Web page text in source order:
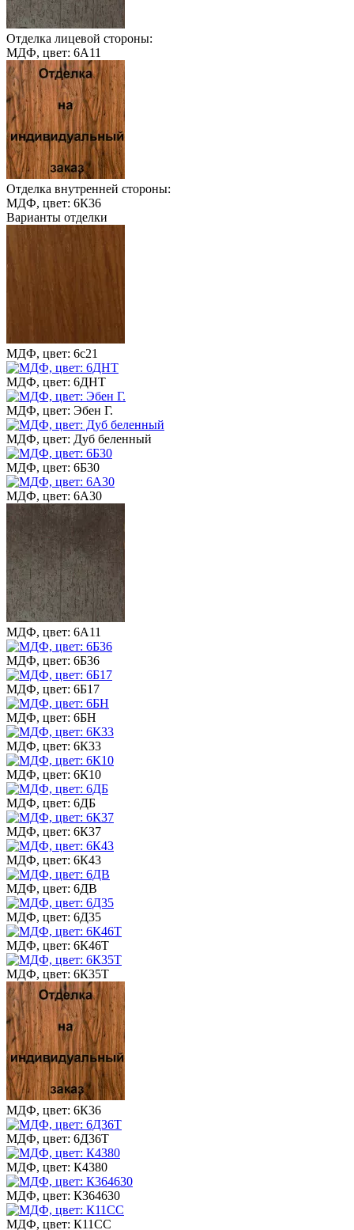
Отделка лицевой стороны:
МДФ, цвет: 6А11
Отделка внутренней стороны:
МДФ, цвет: 6К36
Варианты отделки
МДФ, цвет: 6с21
МДФ, цвет: 6ДНТ
МДФ, цвет: Эбен Г.
МДФ, цвет: Дуб беленный
МДФ, цвет: 6Б30
МДФ, цвет: 6А30
МДФ, цвет: 6А11
МДФ, цвет: 6Б36
МДФ, цвет: 6Б17
МДФ, цвет: 6БН
МДФ, цвет: 6К33
МДФ, цвет: 6К10
МДФ, цвет: 6ДБ
МДФ, цвет: 6К37
МДФ, цвет: 6К43
МДФ, цвет: 6ДВ
МДФ, цвет: 6Д35
МДФ, цвет: 6К46Т
МДФ, цвет: 6К35Т
МДФ, цвет: 6К36
МДФ, цвет: 6Д36Т
МДФ, цвет: К4380
МДФ, цвет: К364630
МДФ, цвет: К11СС